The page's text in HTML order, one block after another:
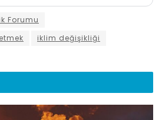
Forumu
iklim değişikliği